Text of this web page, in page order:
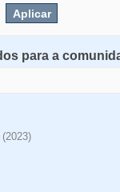
para a
(2023)